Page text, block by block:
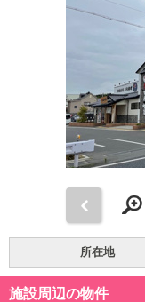
所在地
施設周辺の物件